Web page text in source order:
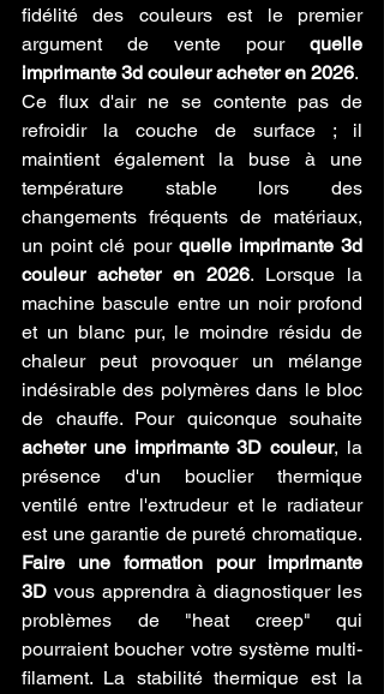
fidélité des couleurs est le premier
argument de vente pour quelle
imprimante 3d couleur acheter en 2026.
Ce flux d'air ne se contente pas de
refroidir la couche de surface ; il
maintient également la buse à une
température stable lors des
changements fréquents de matériaux,
un point clé pour quelle imprimante 3d
couleur acheter en 2026. Lorsque la
machine bascule entre un noir profond
et un blanc pur, le moindre résidu de
chaleur peut provoquer un mélange
indésirable des polymères dans le bloc
acheter une imprimante 3D couleur, la
présence d'un bouclier thermique
ventilé entre l'extrudeur et le radiateur
Faire une formation pour imprimante
3D vous apprendra à diagnostiquer les
problèmes de "heat creep" qui
pourraient boucher votre système multi-
filament. La stabilité thermique est la